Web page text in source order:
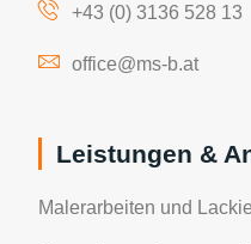
+43 (0) 3136 528 13
office@ms-b.at
Leistungen &
Malerarbeiten und